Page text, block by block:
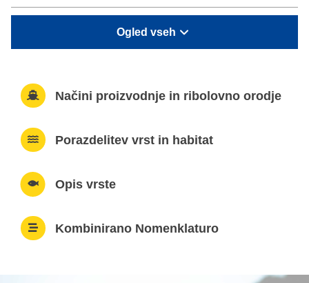
Ogled vseh
Načini proizvodnje in ribolovno orodje
Porazdelitev vrst in habitat
Opis vrste
Kombinirano Nomenklaturo